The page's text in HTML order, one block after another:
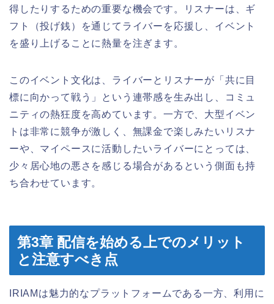
得したりするための重要な機会です。リスナーは、ギ
フト（投げ銭）を通じてライバーを応援し、イベント
を盛り上げることに熱量を注ぎます。
このイベント文化は、ライバーとリスナーが「共に目
標に向かって戦う」という連帯感を生み出し、コミュ
ニティの熱狂度を高めています。一方で、大型イベン
トは非常に競争が激しく、無課金で楽しみたいリスナ
ーや、マイペースに活動したいライバーにとっては、
少々居心地の悪さを感じる場合があるという側面も持
ち合わせています。
第3章 配信を始める上でのメリット
と注意すべき点
IRIAMは魅力的なプラットフォームである一方、利用に